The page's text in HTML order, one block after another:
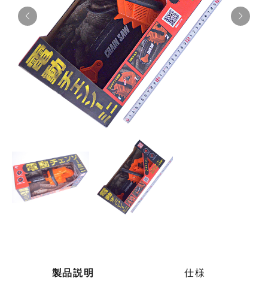
採用情報
お問い合わせはこちら
製品説明 仕様